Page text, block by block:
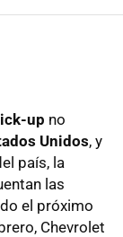
up no
Unidos, y
país, la
las
el próximo
Chevrolet